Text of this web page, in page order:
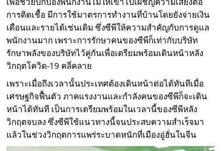
การติดเชื้อ มีการใช้มาตรการทำงานที่บ้านโดยยังจ่ายเงิน
เดือนและรายได้เช่นเดิม ซึ่งซีพีให้ความสำคัญกับการดูแล
พนักงานมาก เพราะการรักษาคนของซีพีก็เท่ากับบริษัท
รักษาพลังของบริษัทไว้คู่กันเพื่อเตรียมพร้อมเดินหน้าหลัง
วิกฤตโควิด-19 คลี่คลาย
เพราะเมื่อถึงเวลานั้นประเทศต้องเดินหน้าต่อได้ทันทีเมื่อ
เศรษฐกิจฟื้นตัว ภาคแรงงานและกำลังคนของซีพีก็จะเดิน
หน้าได้ทันที เป็นการเตรียมพร้อมในเวลานี้ของซีพีหลัง
วิกฤตจบลง ซึ่งซีพีใช้แนวทางนี้จนประสบความสำเร็จมา
แล้วในช่วงวิกฤตการแพร่ระบาดหนักที่เมืองอู่ฮั่นในจีน